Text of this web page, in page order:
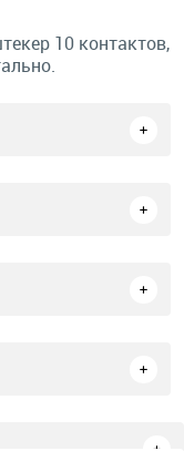
10 контактов,